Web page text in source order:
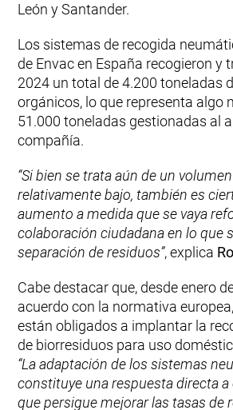
León y Santander.
Los sistemas de recogida
de Envac en España recogieron y
2024 un total de 4.200 toneladas
orgánicos, lo que representa algo
51.000 toneladas gestionadas al
compañía.
“Si bien se trata aún de un
relativamente bajo, también es
aumento a medida que se vaya
colaboración ciudadana en lo que
separación de residuos”, explica
Cabe destacar que, desde enero
acuerdo con la normativa
están obligados a implantar la
de biorresiduos para uso
“La adaptación de los sistemas
constituye una respuesta directa a
que persigue mejorar las tasas de